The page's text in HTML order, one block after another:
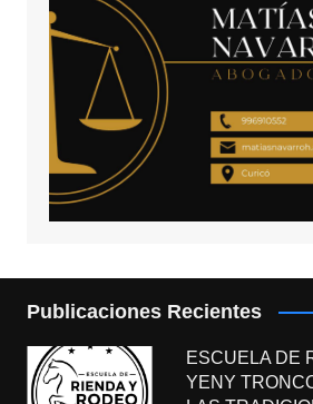
Publicaciones Recientes
ESCUELA DE
YENY